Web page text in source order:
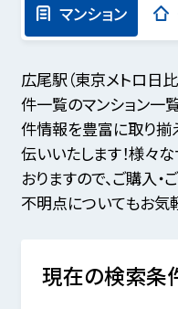
マンション
広尾駅（東京メトロ日
件一覧のマンション一
件情報を豊富に取り揃
伝いいたします！様々
おりますので、ご購入
不明点についてもお気
現在の検索条